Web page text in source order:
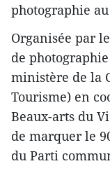
photographie
Organisée par
de
ministère de la
Tourisme) en
Beaux-arts du
de marquer le
du Parti